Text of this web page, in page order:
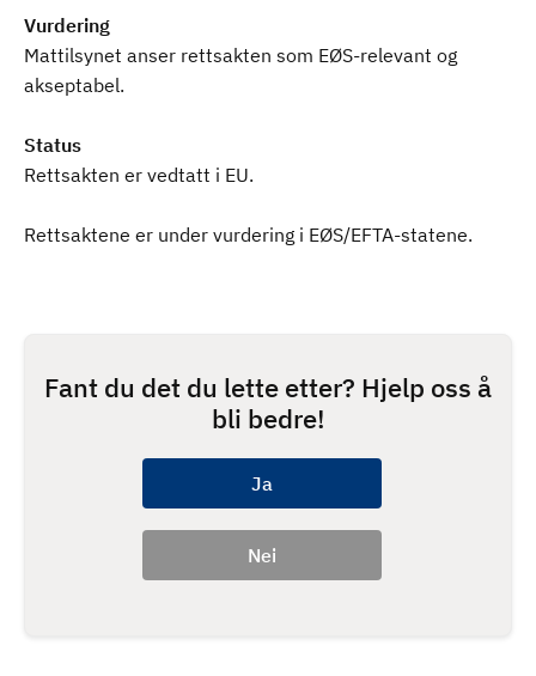
Vurdering
Mattilsynet anser rettsakten som EØS-relevant og
akseptabel.
Status
Rettsakten er vedtatt i EU.
Rettsaktene er under vurdering i EØS/EFTA-statene.
Fant du det du lette etter? Hjelp oss å
bli bedre!